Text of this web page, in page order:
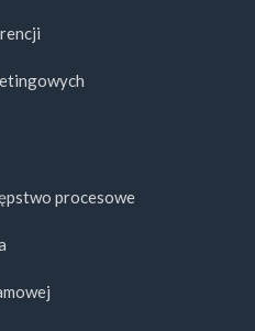
procesowe